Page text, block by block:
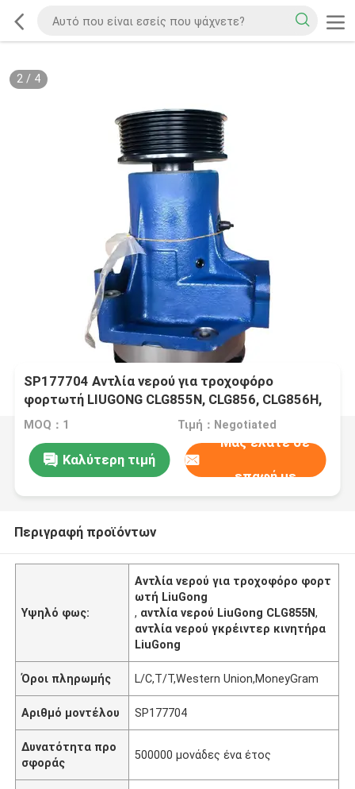
2/ 4
SP177704 Αντλία νερού για τροχοφόρο
φορτωτή LIUGONG CLG855N, CLG856, CLG856H,
CLG850H, CLG853H Motor Grader CLG4165,
CLG4215 Roadroller CLG622, CLG622, CLG622,
CLG853H
MOQ：1 Τιμή：Negotiated
Καλύτερη τιμή
Μας ελάτε σε
επαφή με
Περιγραφή προϊόντων
Υψηλό φως:
Αντλία νερού για τροχοφόρο φορτ
ωτή LiuGong
, αντλία νερού LiuGong CLG855N,
αντλία νερού γκρέιντερ κινητήρα
LiuGong
Όροι πληρωμής L/C,T/T,Western Union,MoneyGram
Αριθμό μοντέλου SP177704
Δυνατότητα προ
σφοράς
500000 μονάδες ένα έτος